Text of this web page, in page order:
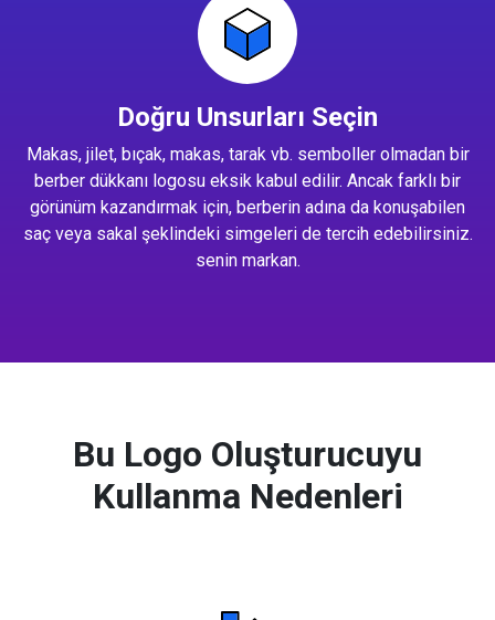
Doğru Unsurları Seçin
Makas, jilet, bıçak, makas, tarak vb. semboller olmadan bir
berber dükkanı logosu eksik kabul edilir. Ancak farklı bir
görünüm kazandırmak için, berberin adına da konuşabilen
saç veya sakal şeklindeki simgeleri de tercih edebilirsiniz.
senin markan.
Bu Logo Oluşturucuyu
Kullanma Nedenleri